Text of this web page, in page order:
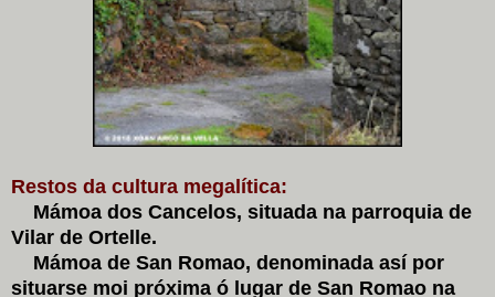
Restos da cultura megalítica:
Mámoa dos Cancelos, situada na parroquia de
Vilar de Ortelle.
Mámoa de San Romao, denominada así por
situarse moi próxima ó lugar de San Romao na